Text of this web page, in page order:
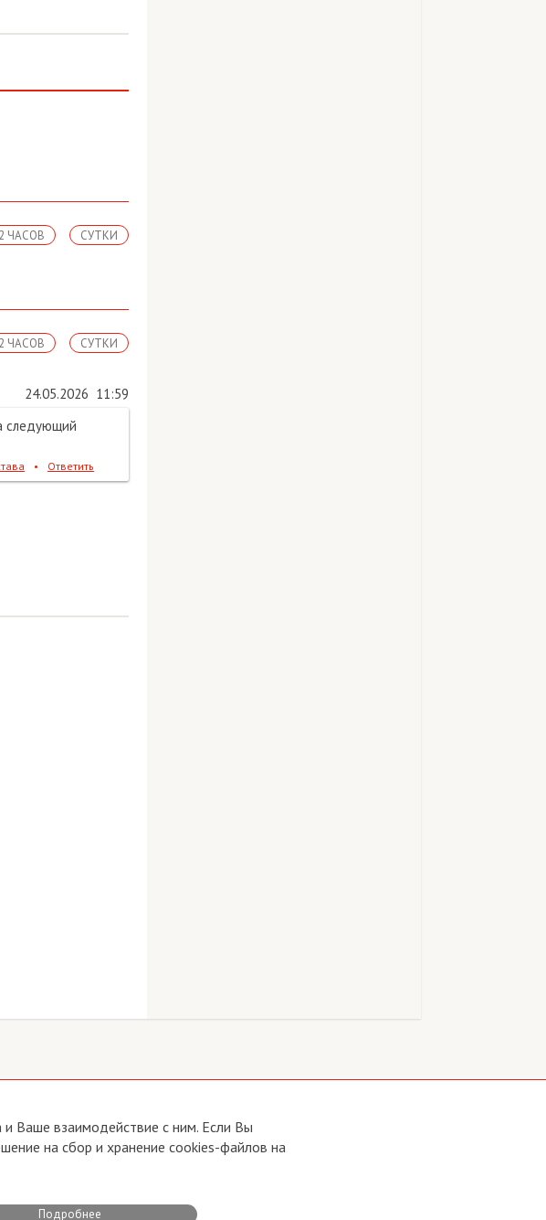
СУТКИ
ЧАСОВ
СУТКИ
ЧАСОВ
24.05.2026 11:59
следующий
• Ответить
c членами клуба
Ваше взаимодействие с ним. Если Вы
на сбор и хранение cookies-файлов на
Подробнее